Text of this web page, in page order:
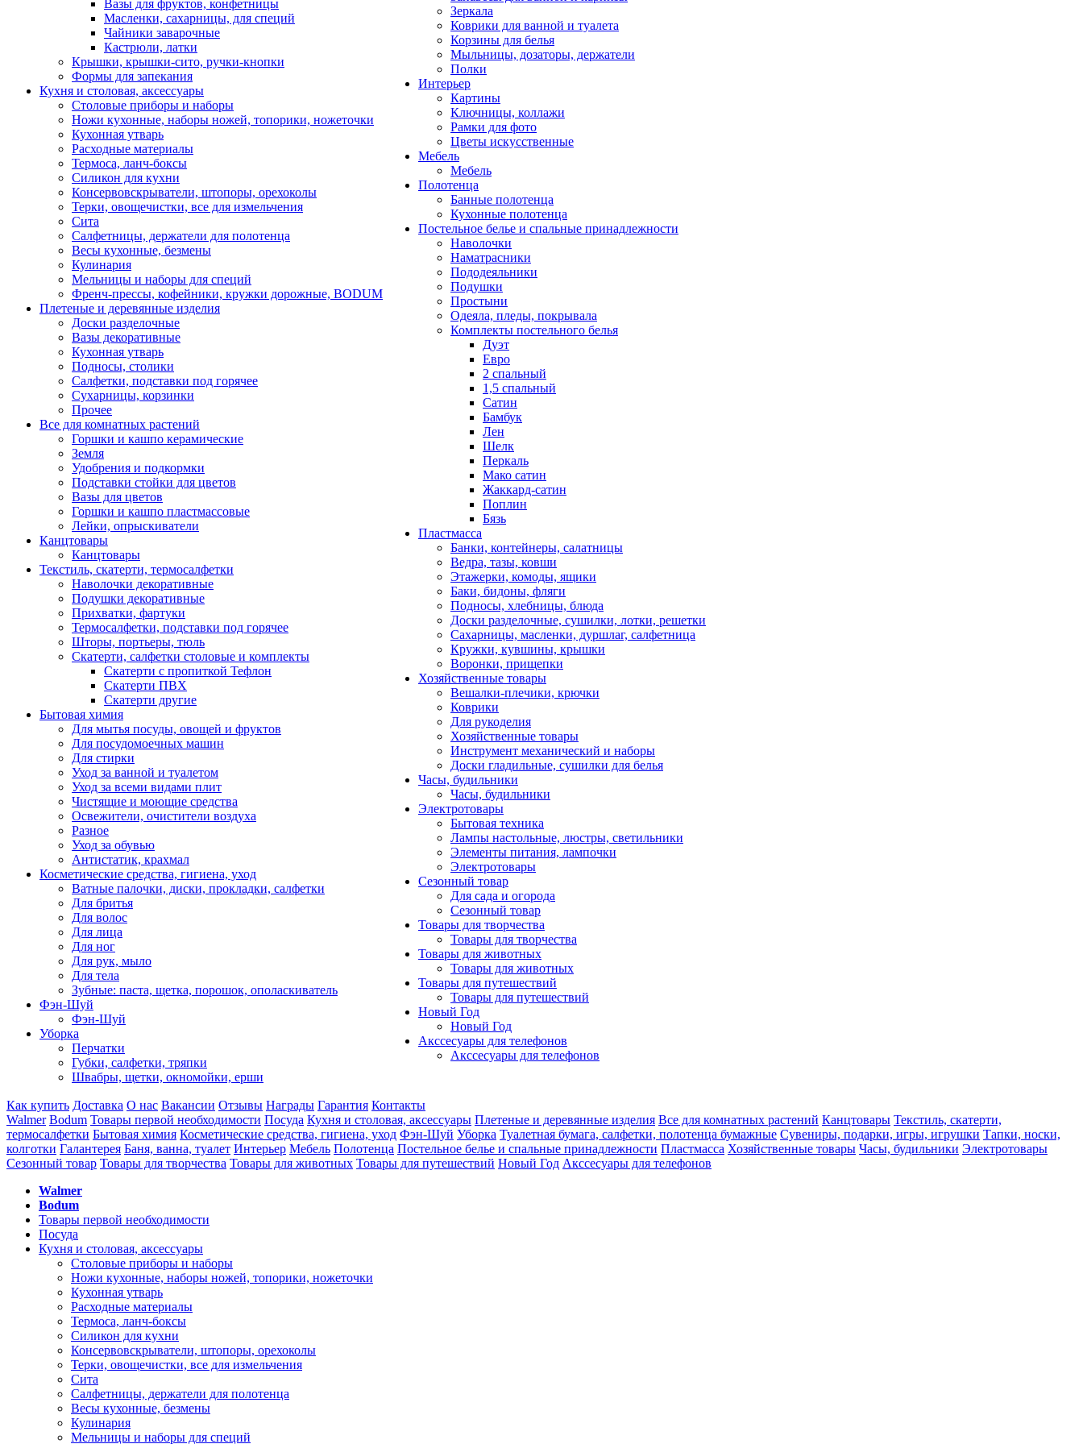
Вазы для фруктов, конфетницы
Масленки, сахарницы, для специй
Чайники заварочные
Кастрюли, латки
Крышки, крышки-сито, ручки-кнопки
Формы для запекания
Кухня и столовая, аксессуары
Столовые приборы и наборы
Ножи кухонные, наборы ножей, топорики, ножеточки
Кухонная утварь
Расходные материалы
Термоса, ланч-боксы
Силикон для кухни
Консервовскрыватели, штопоры, орехоколы
Терки, овощечистки, все для измельчения
Сита
Салфетницы, держатели для полотенца
Весы кухонные, безмены
Кулинария
Мельницы и наборы для специй
Френч-прессы, кофейники, кружки дорожные, BODUM
Плетеные и деревянные изделия
Доски разделочные
Вазы декоративные
Кухонная утварь
Подносы, столики
Салфетки, подставки под горячее
Сухарницы, корзинки
Прочее
Все для комнатных растений
Горшки и кашпо керамические
Земля
Удобрения и подкормки
Подставки стойки для цветов
Вазы для цветов
Горшки и кашпо пластмассовые
Лейки, опрыскиватели
Канцтовары
Канцтовары
Текстиль, скатерти, термосалфетки
Наволочки декоративные
Подушки декоративные
Прихватки, фартуки
Термосалфетки, подставки под горячее
Шторы, портьеры, тюль
Скатерти, салфетки столовые и комплекты
Скатерти с пропиткой Тефлон
Скатерти ПВХ
Скатерти другие
Бытовая химия
Для мытья посуды, овощей и фруктов
Для посудомоечных машин
Для стирки
Уход за ванной и туалетом
Уход за всеми видами плит
Чистящие и моющие средства
Освежители, очистители воздуха
Разное
Уход за обувью
Антистатик, крахмал
Косметические средства, гигиена, уход
Ватные палочки, диски, прокладки, салфетки
Для бритья
Для волос
Для лица
Для ног
Для рук, мыло
Для тела
Зубные: паста, щетка, порошок, ополаскиватель
Фэн-Шуй
Фэн-Шуй
Уборка
Перчатки
Губки, салфетки, тряпки
Швабры, щетки, окномойки, ерши
Зеркала
Коврики для ванной и туалета
Корзины для белья
Мыльницы, дозаторы, держатели
Полки
Интерьер
Картины
Ключницы, коллажи
Рамки для фото
Цветы искусственные
Мебель
Мебель
Полотенца
Банные полотенца
Кухонные полотенца
Постельное белье и спальные принадлежности
Наволочки
Наматрасники
Пододеяльники
Подушки
Простыни
Одеяла, пледы, покрывала
Комплекты постельного белья
Дуэт
Евро
2 спальный
1,5 спальный
Сатин
Бамбук
Лен
Шелк
Перкаль
Мако сатин
Жаккард-сатин
Поплин
Бязь
Пластмасса
Банки, контейнеры, салатницы
Ведра, тазы, ковши
Этажерки, комоды, ящики
Баки, бидоны, фляги
Подносы, хлебницы, блюда
Доски разделочные, сушилки, лотки, решетки
Сахарницы, масленки, дуршлаг, салфетница
Кружки, кувшины, крышки
Воронки, прищепки
Хозяйственные товары
Вешалки-плечики, крючки
Коврики
Для рукоделия
Хозяйственные товары
Инструмент механический и наборы
Доски гладильные, сушилки для белья
Часы, будильники
Часы, будильники
Электротовары
Бытовая техника
Лампы настольные, люстры, светильники
Элементы питания, лампочки
Электротовары
Сезонный товар
Для сада и огорода
Сезонный товар
Товары для творчества
Товары для творчества
Товары для животных
Товары для животных
Товары для путешествий
Товары для путешествий
Новый Год
Новый Год
Акссесуары для телефонов
Акссесуары для телефонов
Как купить Доставка О нас Вакансии Отзывы Награды Гарантия Контакты
Walmer Bodum Товары первой необходимости Посуда Кухня и столовая, аксессуары Плетеные и деревянные изделия Все для комнатных растений Канцтовары Текстиль, скатерти,
термосалфетки Бытовая химия Косметические средства, гигиена, уход Фэн-Шуй Уборка Туалетная бумага, салфетки, полотенца бумажные Сувениры, подарки, игры, игрушки Тапки, носки,
колготки Галантерея Баня, ванна, туалет Интерьер Мебель Полотенца Постельное белье и спальные принадлежности Пластмасса Хозяйственные товары Часы, будильники Электротовары
Сезонный товар Товары для творчества Товары для животных Товары для путешествий Новый Год Акссесуары для телефонов
Walmer
Bodum
Товары первой необходимости
Посуда
Кухня и столовая, аксессуары
Столовые приборы и наборы
Ножи кухонные, наборы ножей, топорики, ножеточки
Кухонная утварь
Расходные материалы
Термоса, ланч-боксы
Силикон для кухни
Консервовскрыватели, штопоры, орехоколы
Терки, овощечистки, все для измельчения
Сита
Салфетницы, держатели для полотенца
Весы кухонные, безмены
Кулинария
Мельницы и наборы для специй